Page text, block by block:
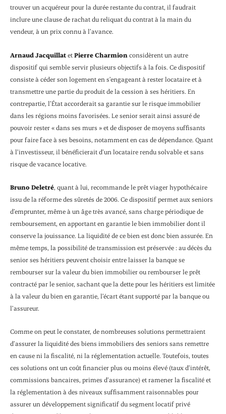
trouver un acquéreur pour la durée restante du contrat, il faudrait
inclure une clause de rachat du reliquat du contrat à la main du
vendeur, à un prix connu à l’avance.
Arnaud JacquillatetPierre Charmion considèrent un autre
dispositif qui semble servir plusieurs objectifs à la fois. Ce dispositif
consiste à céder son logement en s’engageant à rester locataire et à
transmettre une partie du produit de la cession à ses héritiers. En
contrepartie, l’État accorderait sa garantie sur le risque immobilier
dans les régions moins favorisées. Le senior serait ainsi assuré de
pouvoir rester « dans ses murs » et de disposer de moyens suffisants
pour faire face à ses besoins, notamment en cas de dépendance. Quant
à l’investisseur, il bénéficierait d’un locataire rendu solvable et sans
risque de vacance locative.
Bruno Deletré, quant à lui, recommande le prêt viager hypothécaire
issu de la réforme des sûretés de 2006. Ce dispositif permet aux seniors
d’emprunter, même à un âge très avancé, sans charge périodique de
remboursement, en apportant en garantie le bien immobilier dont il
conserve la jouissance. La liquidité de ce bien est donc bien assurée. En
même temps, la possibilité de transmission est préservée : au décès du
senior ses héritiers peuvent choisir entre laisser la banque se
rembourser sur la valeur du bien immobilier ou rembourser le prêt
contracté par le senior, sachant que la dette pour les héritiers est limitée
à la valeur du bien en garantie, l’écart étant supporté par la banque ou
l’assureur.
Comme on peut le constater, de nombreuses solutions permettraient
d’assurer la liquidité des biens immobiliers des seniors sans remettre
en cause ni la fiscalité, ni la réglementation actuelle. Toutefois, toutes
ces solutions ont un coût financier plus ou moins élevé (taux d’intérêt,
commissions bancaires, primes d’assurance) et ramener la fiscalité et
la réglementation à des niveaux suffisamment raisonnables pour
assurer un développement significatif du segment locatif privé